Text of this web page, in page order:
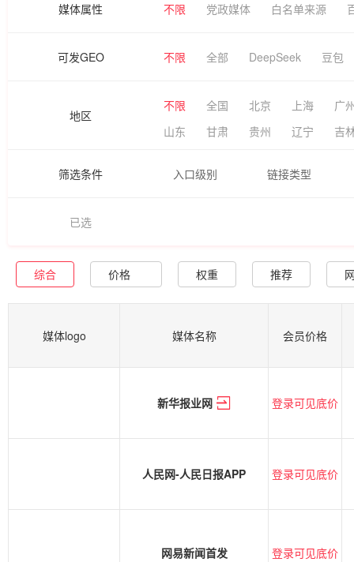
媒体属性 不限 党政媒体 白名单来源
可发GEO 不限 全部 DeepSeek 豆包
地区
不限 全国 北京 上海
广
山东
甘肃 贵州 辽宁 吉
筛选条件 入口级别 链接类型
已选
综合 价格 权重 推荐
媒体logo 媒体名称 会员价格
新华报业网 登录可见底价
人民网-人民日报APP 登录可见底价
网易新闻首发 登录可见底价